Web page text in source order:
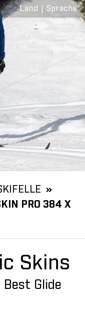
Land Sprache
PRO 384 X
Skins
Glide